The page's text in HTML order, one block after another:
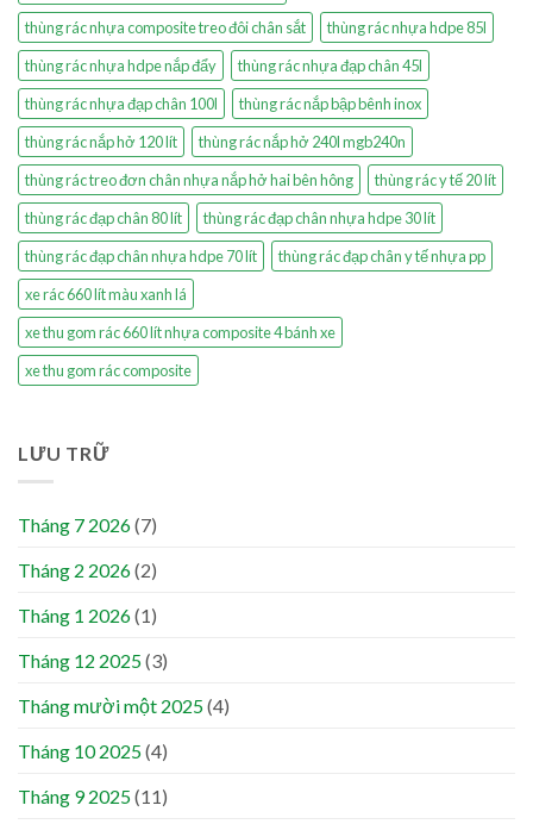
thùng rác nhựa composite treo đôi chân sắt
thùng rác nhựa hdpe 85l
thùng rác nhựa hdpe nắp đẩy
thùng rác nhựa đạp chân 45l
thùng rác nhựa đạp chân 100l
thùng rác nắp bập bênh inox
thùng rác nắp hở 120 lít
thùng rác nắp hở 240l mgb240n
thùng rác treo đơn chân nhựa nắp hở hai bên hông
thùng rác y tế 20 lít
thùng rác đạp chân 80 lít
thùng rác đạp chân nhựa hdpe 30 lít
thùng rác đạp chân nhựa hdpe 70 lít
thùng rác đạp chân y tế nhựa pp
xe rác 660 lít màu xanh lá
xe thu gom rác 660 lít nhựa composite 4 bánh xe
xe thu gom rác composite
LƯU TRỮ
Tháng 7 2026(7)
Tháng 2 2026(2)
Tháng 1 2026(1)
Tháng 12 2025(3)
Tháng mười một 2025(4)
Tháng 10 2025(4)
Tháng 9 2025(11)